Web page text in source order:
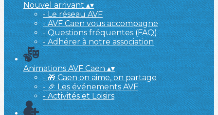
Nouvel arrivant▴▾
- Le réseau AVF
- AVF Caen vous accompagne
- Questions fréquentes (FAQ)
- Adhérer à notre association
Animations AVF Caen▴▾
- 🎁 Caen on aime, on partage
- 🎉 Les événements AVF
- Activités et Loisirs